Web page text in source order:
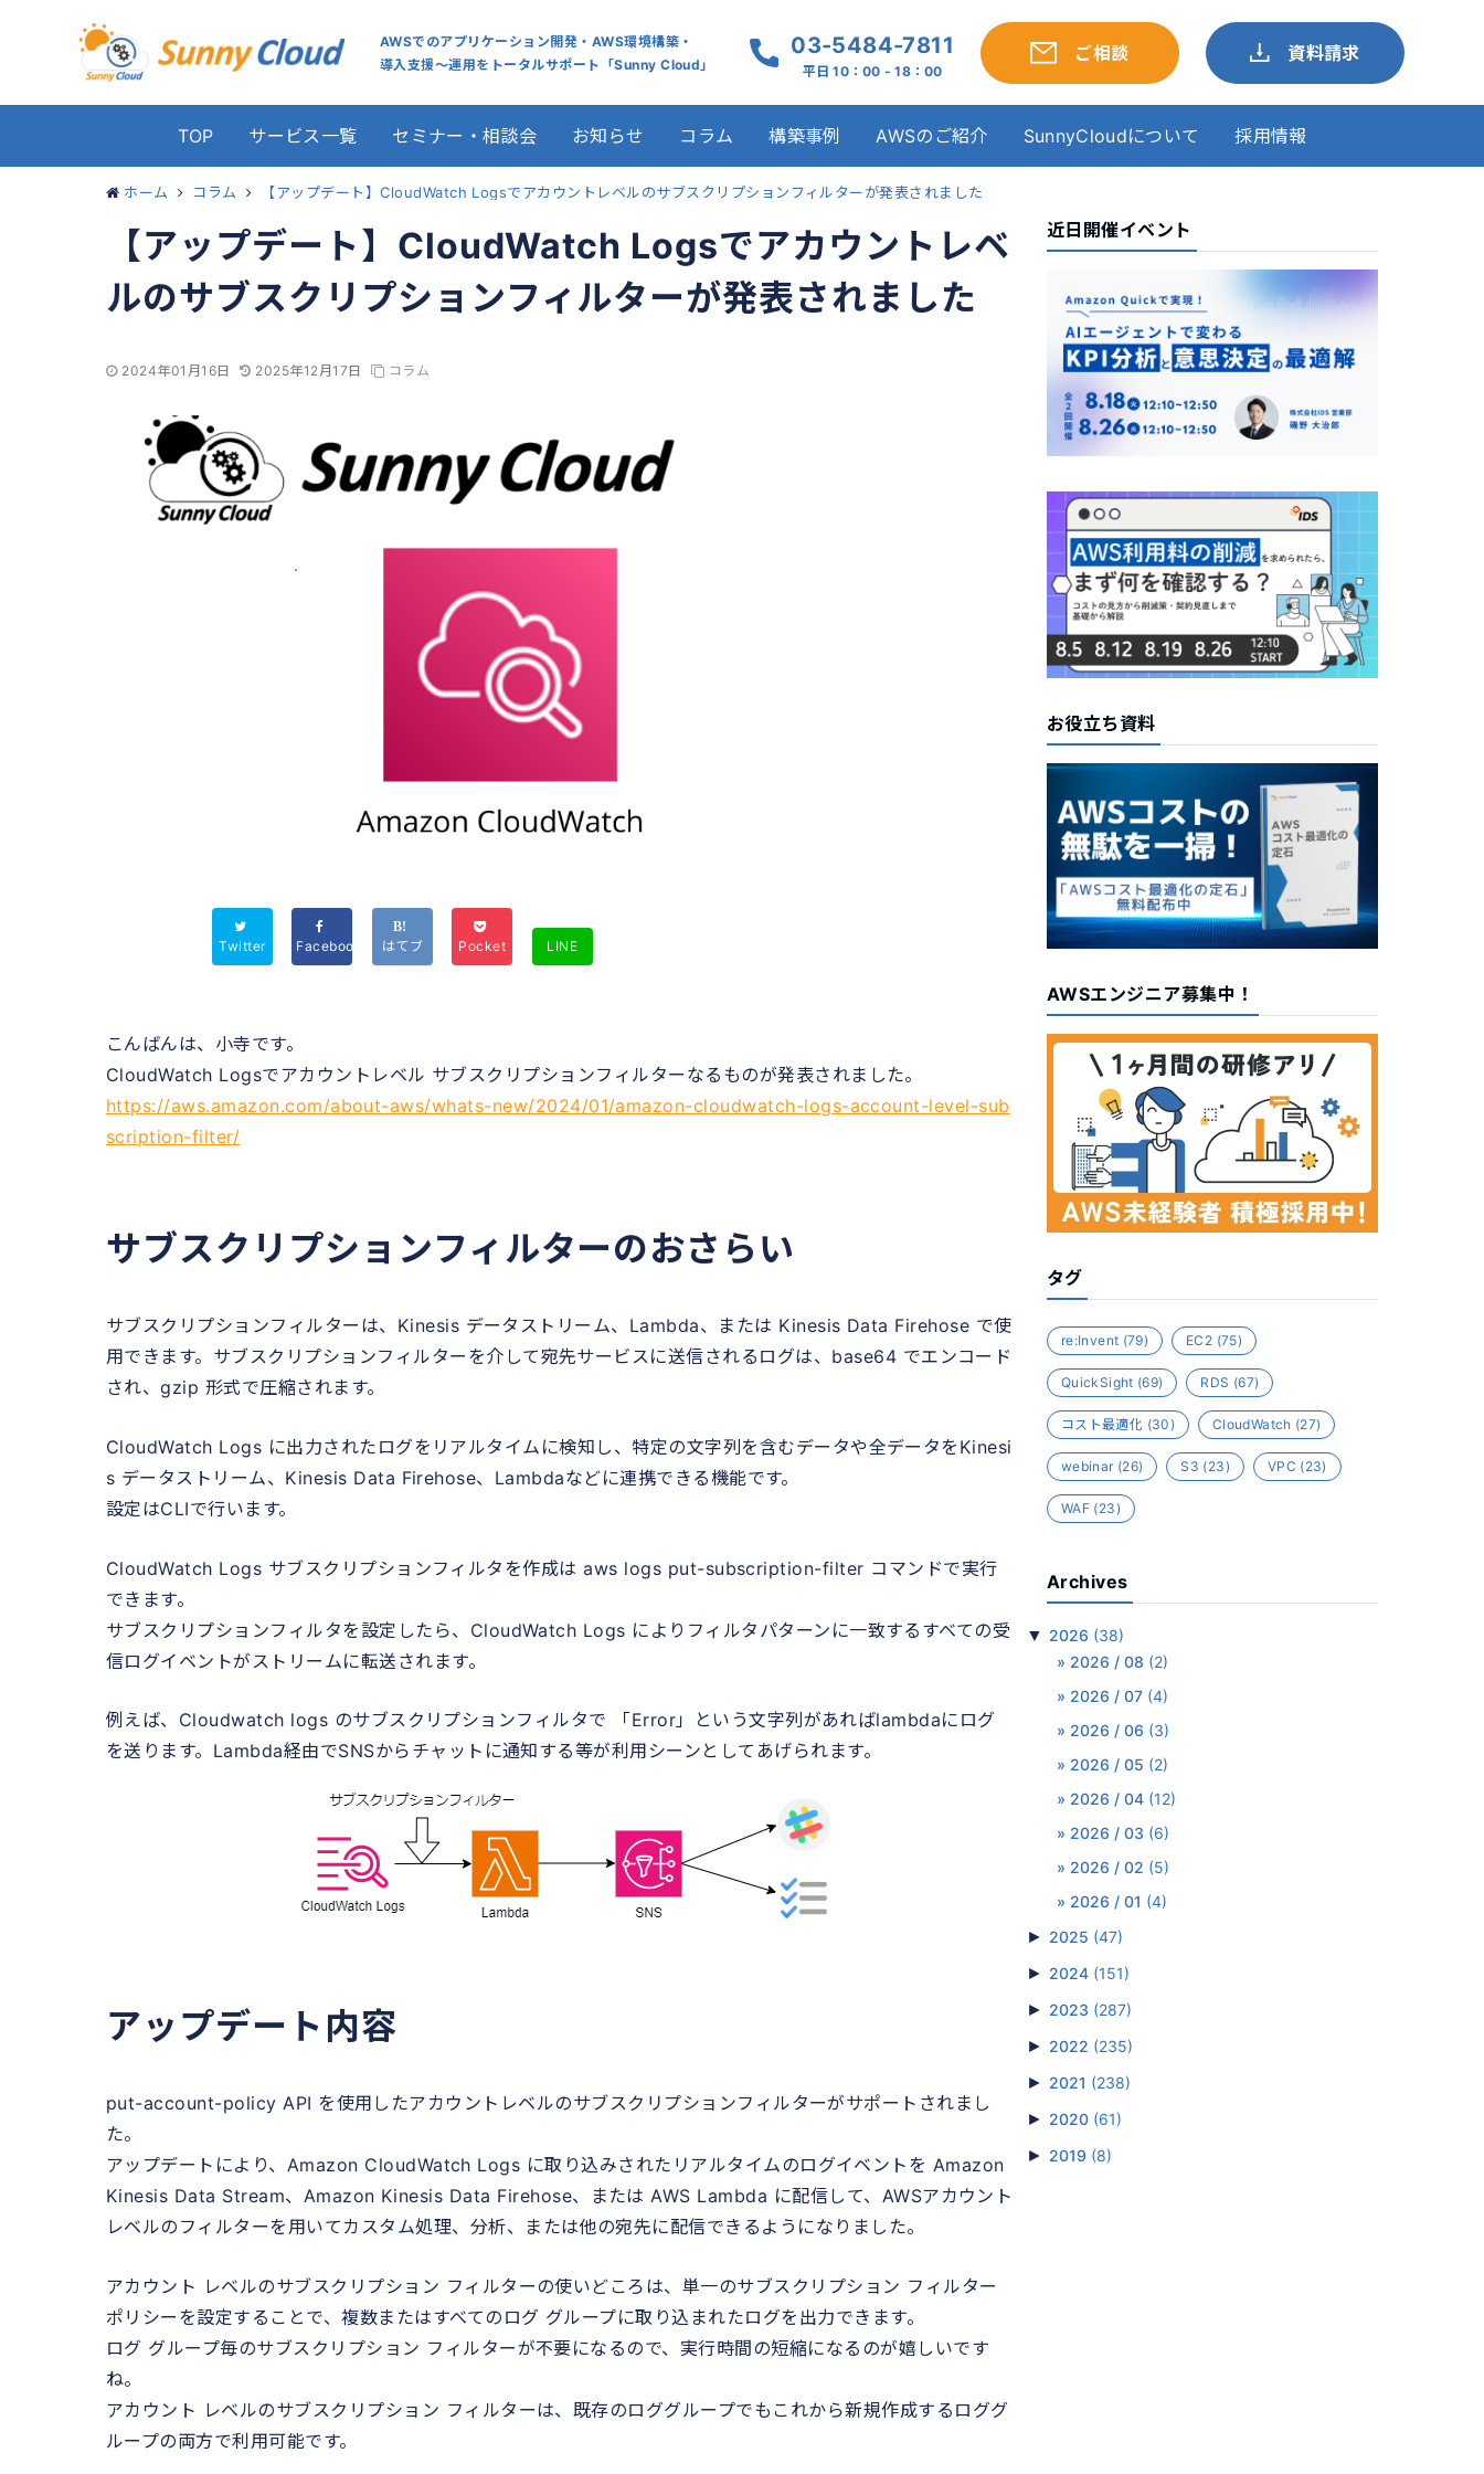
AWSでのアプリケーション開発・AWS環境構築・
導入支援～運用をトータルサポート「Sunny Cloud」
03-5484-7811
平日 10：00 - 18：00
ご相談 資料請求
TOP サービス一覧 セミナー・相談会 お知らせ コラム 構築事例 AWSのご紹介 SunnyCloudについて 採用情報
ホーム コラム 【アップデート】CloudWatch Logsでアカウントレベルのサブスクリプションフィルターが発表されました
【アップデート】CloudWatch Logsでアカウントレベ
ルのサブスクリプションフィルターが発表されました
2024年01月16日 2025年12月17日 コラム
Twitter Facebook はてブ Pocket LINE
こんばんは、小寺です。
CloudWatch Logsでアカウントレベル サブスクリプションフィルターなるものが発表されました。
https://aws.amazon.com/about-aws/whats-new/2024/01/amazon-cloudwatch-logs-account-level-sub
scription-filter/
サブスクリプションフィルターのおさらい
サブスクリプションフィルターは、Kinesis データストリーム、Lambda、または Kinesis Data Firehose で使
用できます。サブスクリプションフィルターを介して宛先サービスに送信されるログは、base64 でエンコード
され、gzip 形式で圧縮されます。
CloudWatch Logs に出力されたログをリアルタイムに検知し、特定の文字列を含むデータや全データをKinesi
s データストリーム、Kinesis Data Firehose、Lambdaなどに連携できる機能です。
設定はCLIで行います。
CloudWatch Logs サブスクリプションフィルタを作成は aws logs put-subscription-filter コマンドで実行
できます。
サブスクリプションフィルタを設定したら、CloudWatch Logs によりフィルタパターンに一致するすべての受
信ログイベントがストリームに転送されます。
例えば、Cloudwatch logs のサブスクリプションフィルタで 「Error」という文字列があればlambdaにログ
を送ります。Lambda経由でSNSからチャットに通知する等が利用シーンとしてあげられます。
アップデート内容
put-account-policy API を使用したアカウントレベルのサブスクリプションフィルターがサポートされまし
た。
アップデートにより、Amazon CloudWatch Logs に取り込みされたリアルタイムのログイベントを Amazon
Kinesis Data Stream、Amazon Kinesis Data Firehose、または AWS Lambda に配信して、AWSアカウント
レベルのフィルターを用いてカスタム処理、分析、または他の宛先に配信できるようになりました。
アカウント レベルのサブスクリプション フィルターの使いどころは、単一のサブスクリプション フィルター
ポリシーを設定することで、複数またはすべてのログ グループに取り込まれたログを出力できます。
ログ グループ毎のサブスクリプション フィルターが不要になるので、実行時間の短縮になるのが嬉しいです
ね。
アカウント レベルのサブスクリプション フィルターは、既存のロググループでもこれから新規作成するロググ
ループの両方で利用可能です。
近日開催イベント
お役立ち資料
AWSエンジニア募集中！
タグ
re:Invent (79) EC2 (75)
QuickSight (69) RDS (67)
コスト最適化 (30) CloudWatch (27)
webinar(26) S3 (23) VPC (23)
WAF (23)
Archives
▼ 2026 (38)
2026 / 08 (2)
2026 / 07 (4)
2026 / 06 (3)
2026 / 05 (2)
2026 / 04 (12)
2026 / 03 (6)
2026 / 02 (5)
2026 / 01 (4)
► 2025 (47)
► 2024 (151)
► 2023 (287)
► 2022 (235)
► 2021 (238)
► 2020 (61)
► 2019 (8)